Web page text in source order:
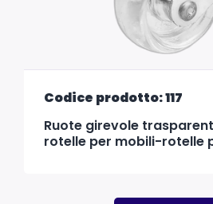
Codice prodotto: 117
Ruote girevole
rotelle per mobili-rotelle